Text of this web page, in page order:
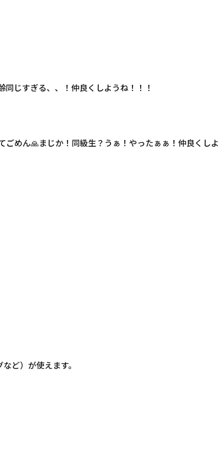
じすぎる、、！仲良くしようね！！！
めん🙏まじか！同級生？うぁ！やったぁぁ！仲良くし
ど）が使えます。